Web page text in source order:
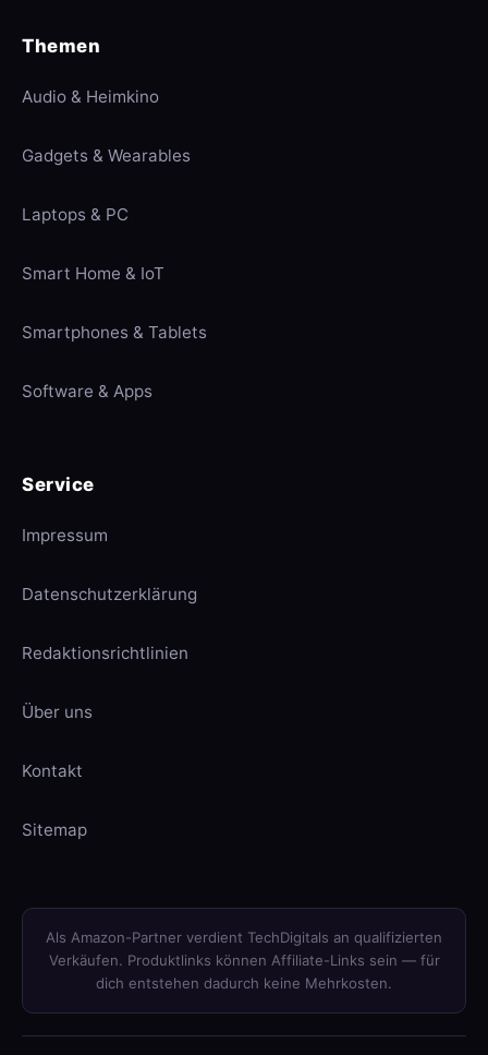
Themen
Audio & Heimkino
Gadgets & Wearables
Laptops & PC
Smart Home & IoT
Smartphones & Tablets
Software & Apps
Service
Impressum
Datenschutzerklärung
Redaktionsrichtlinien
Über uns
Kontakt
Sitemap
Als Amazon-Partner verdient TechDigitals an qualifizierten
Verkäufen. Produktlinks können Affiliate-Links sein — für
dich entstehen dadurch keine Mehrkosten.